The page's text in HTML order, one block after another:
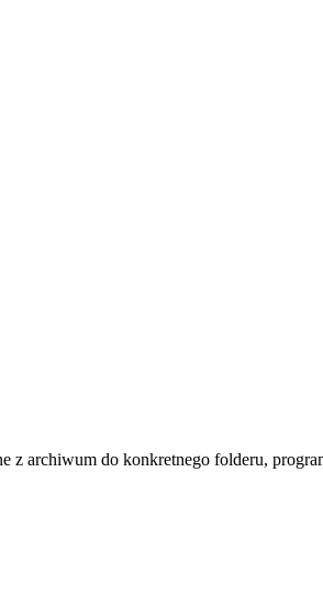
z archiwum do konkretnego folderu,